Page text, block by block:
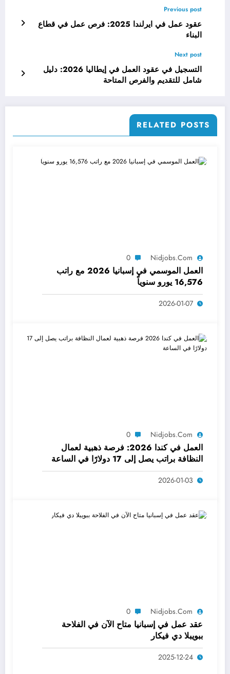
Previous post
عقود عمل في ايرلندا 2025: فرص عمل في قطاع
البناء
Next post
التسجيل في عقود العمل في إيطاليا 2026: دليل
شامل للتقديم والفرص المتاحة
RELATED POSTS
Nidjobs.com
0
العمل الموسمي في إسبانيا 2026 مع راتب
16,576 يورو سنوياً
2026-01-07
Nidjobs.com
0
العمل في كندا 2026: فرصة ذهبية لعمال
النظافة براتب يصل إلى 17 دولارًا في الساعة
2026-01-03
Nidjobs.com
0
عقد عمل في إسبانيا متاح الآن في الفلاحة
ببويبلا دي فيكار
2025-12-24